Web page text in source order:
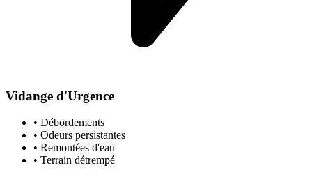
Vidange d'Urgence
• Débordements
• Odeurs persistantes
• Remontées d'eau
• Terrain détrempé